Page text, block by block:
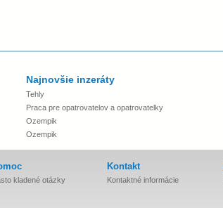
Najnovšie inzeráty
Tehly
Praca pre opatrovatelov a opatrovatelky
Ozempik
Ozempik
kladené otázky
Kontakt
Kontaktné informácie